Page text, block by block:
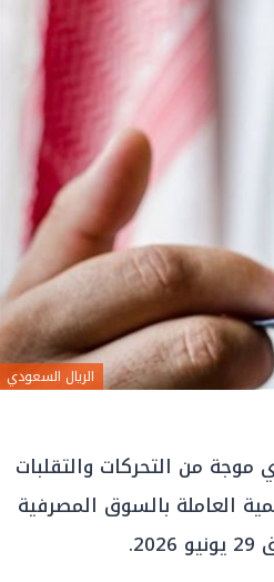
الريال السعودي
من التحركات والتقلبات
العاملة بالسوق المصرفية